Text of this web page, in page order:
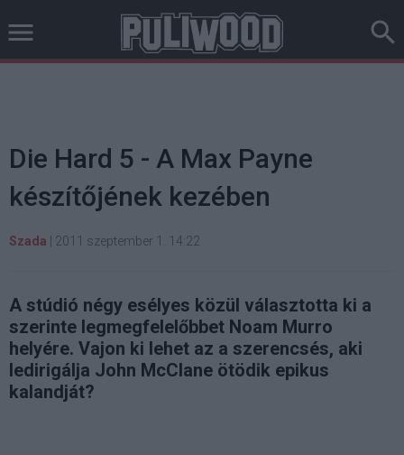
Die Hard 5 - A Max Payne
készítőjének kezében
Szada 2011 szeptember 1. 14:22
A stúdió négy esélyes közül választotta ki a
szerinte legmegfelelőbbet Noam Murro
helyére. Vajon ki lehet az a szerencsés, aki
ledirigálja John McClane ötödik epikus
kalandját?